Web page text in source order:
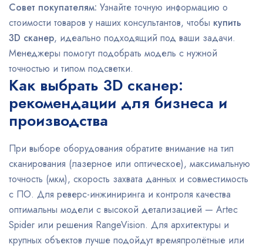
Совет покупателям: Узнайте точную информацию о
стоимости товаров у наших консультантов, чтобы купить
3D сканер, идеально подходящий под ваши задачи.
Менеджеры помогут подобрать модель с нужной
точностью и типом подсветки.
Как выбрать 3D сканер:
рекомендации для бизнеса и
производства
При выборе оборудования обратите внимание на тип
сканирования (лазерное или оптическое), максимальную
точность (мкм), скорость захвата данных и совместимость
с ПО. Для реверс-инжиниринга и контроля качества
оптимальны модели с высокой детализацией — Artec
Spider или решения RangeVision. Для архитектуры и
крупных объектов лучше подойдут времяпролётные или